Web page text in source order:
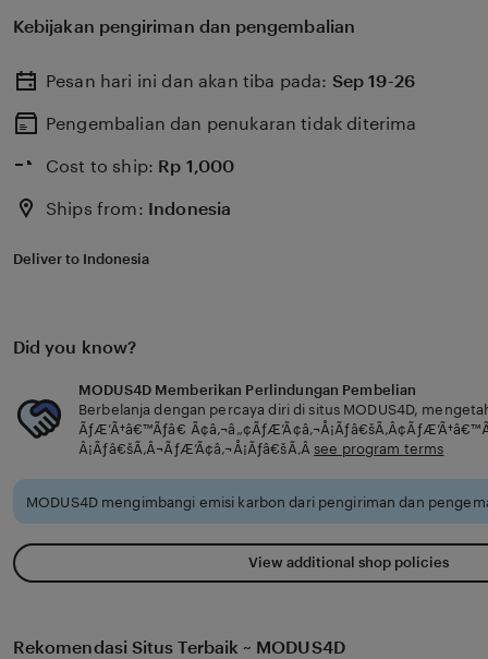
Kebijakan pengiriman dan pengembalian
Pesan hari ini dan akan tiba pada: Sep 19-26
Pengembalian dan penukaran tidak diterima
Cost to ship: Rp 1,000
Ships from: Indonesia
Deliver to Indonesia
Did you know?
MODUS4D Memberikan Perlindungan Pembelian
Berbelanja dengan percaya diri di situs MODUS4D,
ÃƒÆ’Ã†â€™Ãƒâ€
Â¡Ãƒâ€šÃ‚Â¬ÃƒÆ’Ã¢â‚¬Å¡Ãƒâ€šÃ‚Âsee program terms
MODUS4D mengimbangi emisi karbon dari pengiriman dan
View additional shop policies
Rekomendasi Situs Terbaik ~ MODUS4D